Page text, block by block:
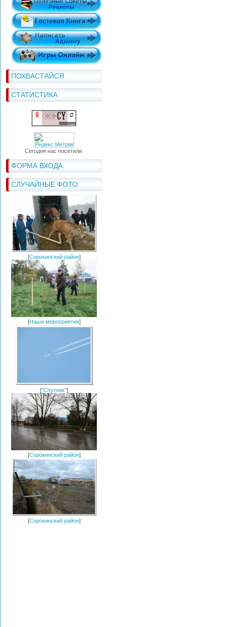
ПОХВАСТАЙСЯ
СТАТИСТИКА
Сегодня нас посетили:
ФОРМА ВХОДА
СЛУЧАЙНЫЕ ФОТО
[Сорокинский район]
[Наши мероприятия]
["Спутник"]
[Сорокинский район]
[Сорокинский район]